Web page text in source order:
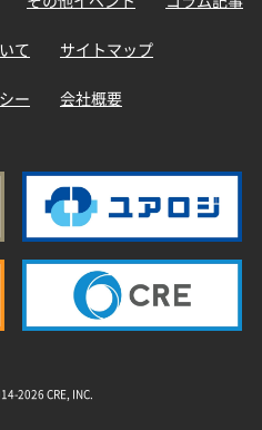
て サイトマップ
ー 会社概要
2026 CRE, INC.